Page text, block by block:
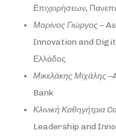
Επιχειρήσεων,
ΜαρίνοςΓιώργος–
Innovation and
Ελλάδος
ΜικελάκηςΜιχάλης
Bank
Κλινική Καθηγήτρια
Leadership and